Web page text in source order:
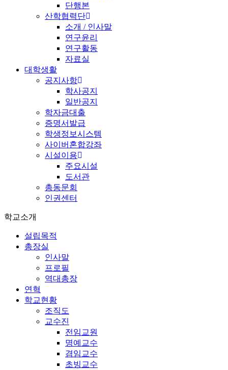
단행본
산학협력단
소개 / 인사말
연구윤리
연구활동
자료실
대학생활
공지사항
학사공지
일반공지
학자금대출
증명서발급
학생정보시스템
사이버혼합강좌
시설이용
주요시설
도서관
총동문회
인권센터
학교소개
설립목적
총장실
인사말
프로필
역대총장
연혁
학교현황
조직도
교수진
전임교원
명예교수
겸임교수
초빙교수